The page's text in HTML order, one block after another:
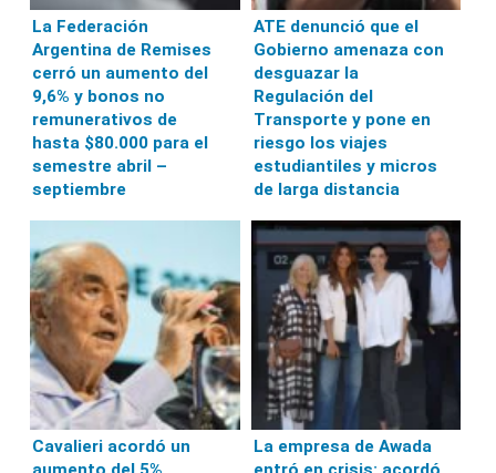
La Federación
Argentina de Remises
cerró un aumento del
9,6% y bonos no
remunerativos de
hasta $80.000 para el
semestre abril –
septiembre
ATE denunció que el
Gobierno amenaza con
desguazar la
Regulación del
Transporte y pone en
riesgo los viajes
estudiantiles y micros
de larga distancia
Cavalieri acordó un
La empresa de Awada